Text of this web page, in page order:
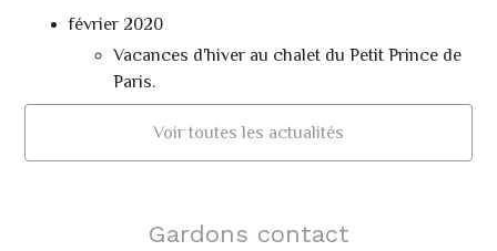
février 2020
Vacances d'hiver au chalet du Petit Prince de
Paris.
Voir toutes les actualités
Gardons contact